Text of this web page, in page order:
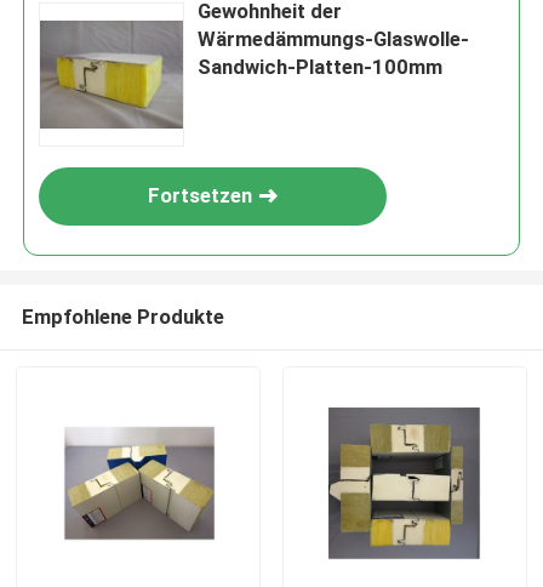
Gewohnheit der
Wärmedämmungs-Glaswolle-
Sandwich-Platten-100mm
Fortsetzen
Empfohlene Produkte